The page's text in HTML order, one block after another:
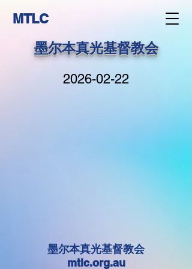
MTLC
墨尔本真光基督教会
2026-02-22
墨尔本真光基督教会
mtlc.org.au